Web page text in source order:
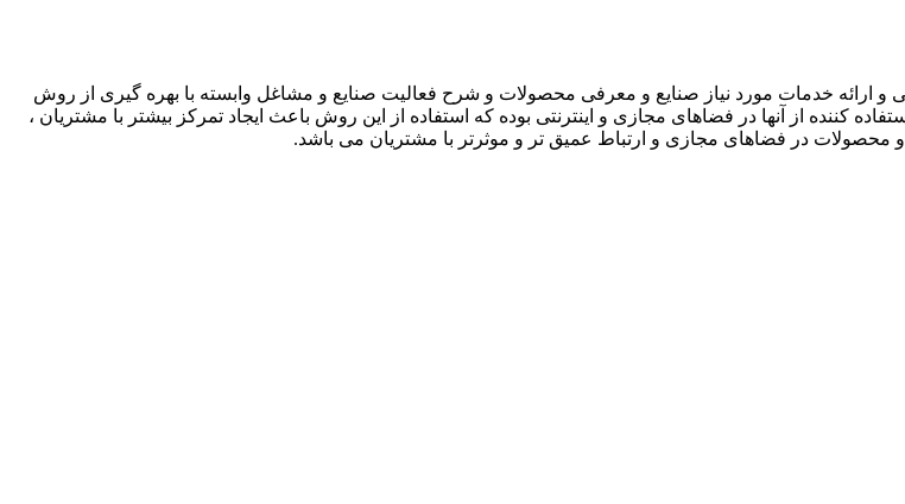
ارائه خدمات مورد نیاز صنایع و معرفی محصولات و شرح فعالیت صنایع و مشاغل وابسته با بهره گیری از روش
کننده از آنها در فضاهای مجازی و اینترنتی بوده که استفاده از این روش باعث ایجاد تمرکز بیشتر با مشتریان ،
و محصولات در فضاهای مجازی و ارتباط عمیق تر و موثرتر با مشتریان می باشد.